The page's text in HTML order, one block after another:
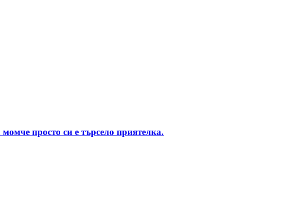
просто си е търсело приятелка.